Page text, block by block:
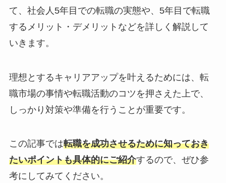
て、社会人5年目での転職の実態や、5年目で転職
するメリット・デメリットなどを詳しく解説して
いきます。
理想とするキャリアアップを叶えるためには、転
職市場の事情や転職活動のコツを押さえた上で、
しっかり対策や準備を行うことが重要です。
この記事では転職を成功させるために知っておき
たいポイントも具体的にご紹介するので、ぜひ参
考にしてみてください。